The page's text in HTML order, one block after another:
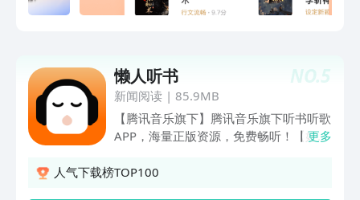
NO.5
懒人听书
新闻阅读| 85.9MB
【腾讯音乐旗下】腾讯音乐旗下听书听歌
APP，海量正版资源，免费畅听！【好书
悬疑推理、穿越言情、相声评书、儿童故
更多
人气下载榜TOP100